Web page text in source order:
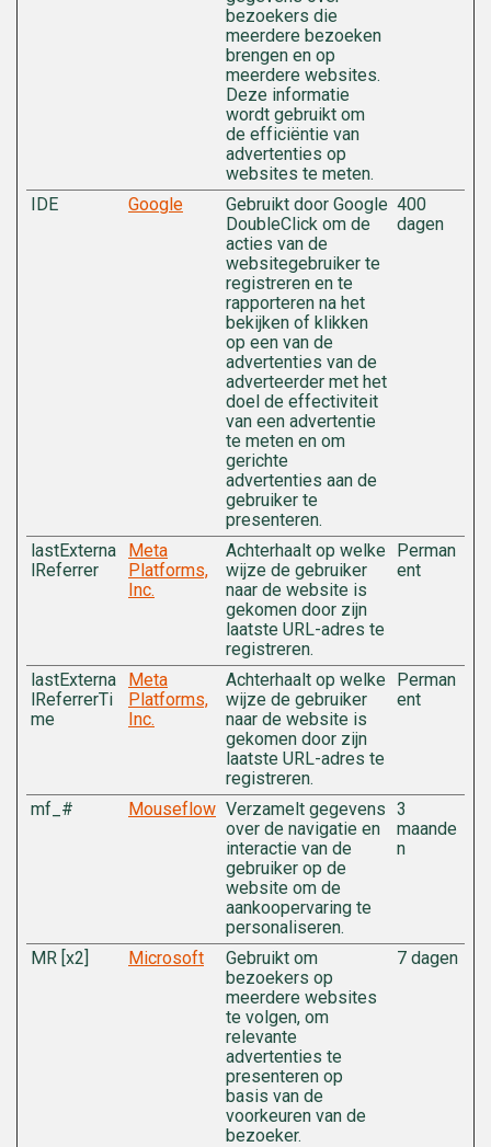
bezoekers die
meerdere bezoeken
brengen en op
meerdere websites.
Deze informatie
wordt gebruikt om
de efficiëntie van
advertenties op
websites te meten.
IDE
Google
Gebruikt door Google
DoubleClick om de
acties van de
websitegebruiker te
registreren en te
rapporteren na het
bekijken of klikken
op een van de
advertenties van de
adverteerder met het
doel de effectiviteit
van een advertentie
te meten en om
gerichte
advertenties aan de
gebruiker te
presenteren.
400
dagen
lastExterna
lReferrer
Meta
Platforms,
Inc.
Achterhaalt op welke
wijze de gebruiker
naar de website is
gekomen door zijn
laatste URL-adres te
registreren.
Perman
ent
lastExterna
lReferrerTi
me
Meta
Platforms,
Inc.
Achterhaalt op welke
wijze de gebruiker
naar de website is
gekomen door zijn
laatste URL-adres te
registreren.
Perman
ent
mf_# Mouseflow Verzamelt gegevens
over de navigatie en
interactie van de
gebruiker op de
website om de
aankoopervaring te
personaliseren.
3
maande
n
MR [x2] Microsoft
Gebruikt om
bezoekers op
meerdere websites
te volgen, om
relevante
advertenties te
presenteren op
basis van de
voorkeuren van de
bezoeker.
7 dagen